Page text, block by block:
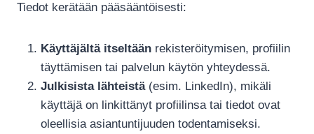
Tiedot kerätään pääsääntöisesti:
Käyttäjältä itseltään rekisteröitymisen, profiilin
täyttämisen tai palvelun käytön yhteydessä.
Julkisista lähteistä(esim. LinkedIn), mikäli
käyttäjä on linkittänyt profiilinsa tai tiedot ovat
oleellisia asiantuntijuuden todentamiseksi.